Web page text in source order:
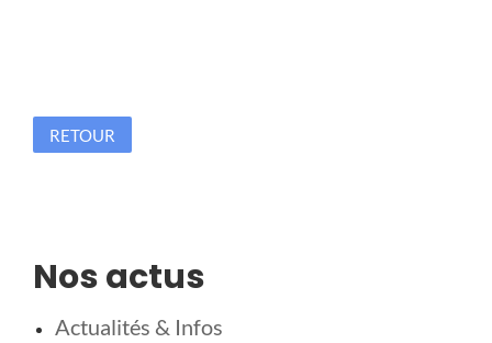
RETOUR
Nos actus
Actualités & Infos